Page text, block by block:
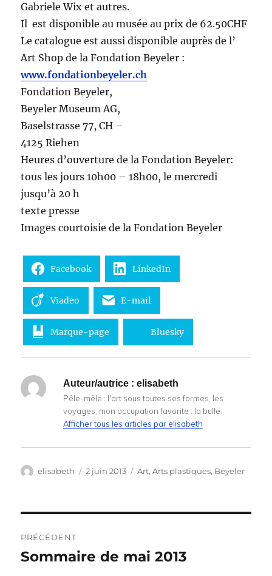
Gabriele Wix et autres.
Il est disponible au musée au prix de 62.50CHF
Le catalogue est aussi disponible auprès de l’
Art Shop de la Fondation Beyeler :
www.fondationbeyeler.ch
Fondation Beyeler,
Beyeler Museum AG,
Baselstrasse 77, CH –
4125 Riehen
Heures d’ouverture de la Fondation Beyeler:
tous les jours 10h00 – 18h00, le mercredi
jusqu’à 20 h
texte presse
Images courtoisie de la Fondation Beyeler
Facebook LinkedIn
Viadeo E-mail
Marque-page Bluesky
Auteur/autrice : elisabeth
Pêle-mêle : l'art sous toutes ses formes, les
voyages, mon occupation favorite : la bulle.
Afficher tous les articles par elisabeth
Auteur
elisabeth
Publié
2 juin 2013 Catégories
Art,Arts plastiques, Beyeler
de
PRÉCÉDENT
Publication
Sommaire de mai 2013